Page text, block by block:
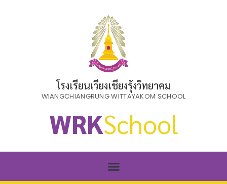
โรงเรียนเวียงเชียงรุ้งวิทยาคม
WIANGCHIANGRUNG WITTAYAKOM SCHOOL
WRKSchool